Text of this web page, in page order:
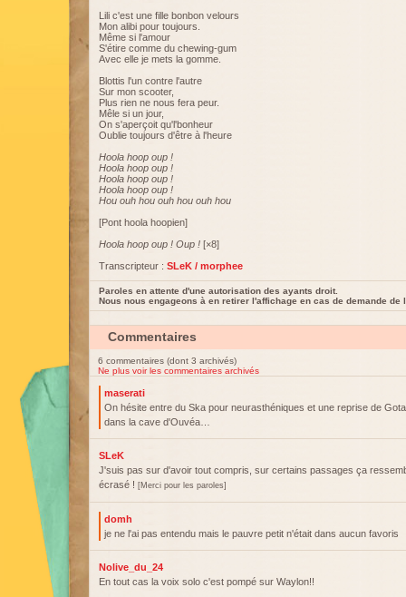
Lili c'est une fille bonbon velours
Mon alibi pour toujours.
Même si l'amour
S'étire comme du chewing-gum
Avec elle je mets la gomme.
Blottis l'un contre l'autre
Sur mon scooter,
Plus rien ne nous fera peur.
Mêle si un jour,
On s'aperçoit qu'l'bonheur
Oublie toujours d'être à l'heure
Hoola hoop oup !
Hoola hoop oup !
Hoola hoop oup !
Hoola hoop oup !
Hou ouh hou ouh hou ouh hou
[Pont hoola hoopien]
Hoola hoop oup ! Oup ! [×8]
Transcripteur : SLeK / morphee
Paroles en attente d'une autorisation des ayants droit.
Nous nous engageons à en retirer l'affichage en cas de demande de
Commentaires
6 commentaires (dont 3 archivés)
Ne plus voir les commentaires archivés
maserati
On hésite entre du Ska pour neurasthéniques et une reprise de
dans la cave d'Ouvéa…
SLeK
J'suis pas sur d'avoir tout compris, sur certains passages ça
écrasé ! [Merci pour les paroles]
domh
je ne l'ai pas entendu mais le pauvre petit n'était dans aucun favoris
Nolive_du_24
En tout cas la voix solo c'est pompé sur Waylon!!